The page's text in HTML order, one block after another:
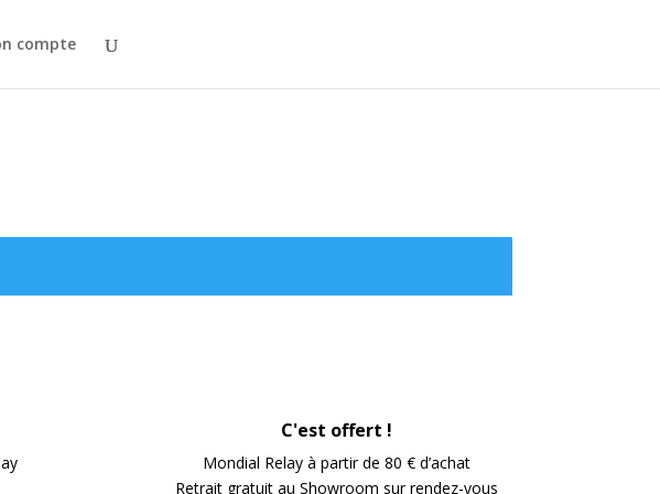
compte
C'est offert !
Mondial Relay à partir de 80 € d’achat
Retrait gratuit au Showroom sur rendez-vous